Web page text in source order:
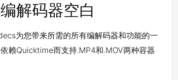
解码器空白
为您带来所需的所有编解码器和功能的一
赖Quicktime而支持.MP4和.MOV两种容器